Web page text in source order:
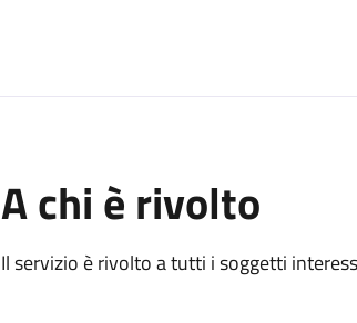
A chi è rivolto
Il servizio è rivolto a tutti i soggetti